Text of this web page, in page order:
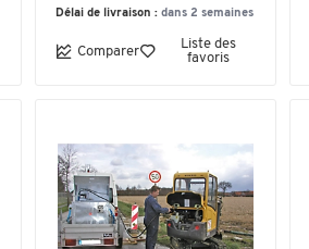
Délai de livraison : dans 2 semaines
Comparer
Liste des
favoris